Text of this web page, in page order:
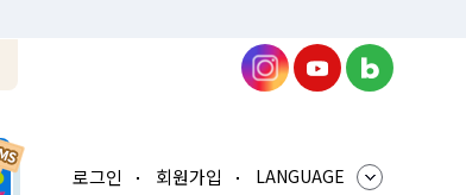
로그인 회원가입 LANGUAGE